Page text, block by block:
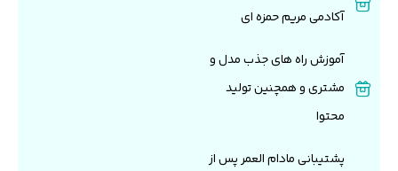
آکادمی مریم حمزه ای
آموزش راه های جذب مدل و
مشتری و همچنین تولید
محتوا
پشتیبانی مادام العمر پس از